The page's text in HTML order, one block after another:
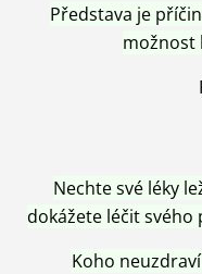
Představa je
možnost
Nechte své léky
dokážete léčit
Koho